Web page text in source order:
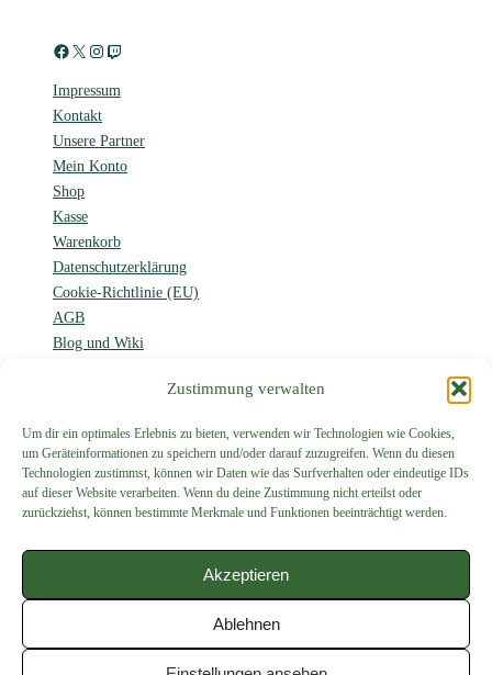
Zustimmung verwalten
Um dir ein optimales Erlebnis zu bieten, verwenden wir Technologien wie Cookies,
um Geräteinformationen zu speichern und/oder darauf zuzugreifen. Wenn du diesen
Technologien zustimmst, können wir Daten wie das Surfverhalten oder eindeutige IDs
auf dieser Website verarbeiten. Wenn du deine Zustimmung nicht erteilst oder
zurückziehst, können bestimmte Merkmale und Funktionen beeinträchtigt werden.
Akzeptieren
Ablehnen
Facebook X Instagram Twitch
Impressum
Kontakt
Unsere Partner
Mein Konto
Shop
Kasse
Warenkorb
Datenschutzerklärung
Cookie-Richtlinie (EU)
AGB
Blog und Wiki
Proenen
Modellbahn und
mehr…
Mit Unterstützung vonWordPressmitWooCommerce